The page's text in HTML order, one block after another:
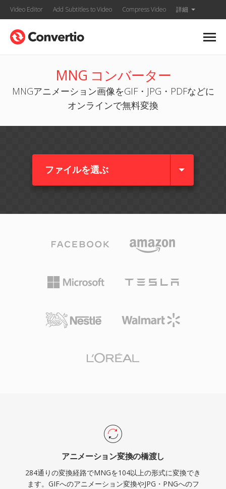
Video Editor Add Subtitles to Video Compress Video 詳細
MNG コンバーター
MNGアニメーション画像をGIF・JPG・PDFなどに
オンラインで無料変換
ファイルを選ぶ
アニメーション変換の橋渡し
284通りの変換経路でMNGを104以上の形式に変換でき
ます。GIFへのアニメーション変換やJPG・PNGへのフ